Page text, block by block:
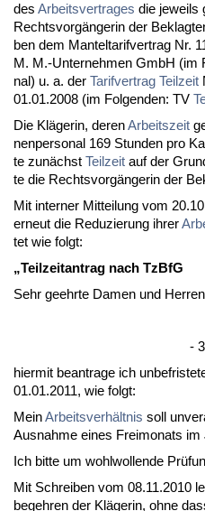
des Ar­beits­ver­tra­ges die je­weils
Rechts­vorgänge­rin der
ben dem Man­tel­ta­rif­ver­trag Nr.
M. M.-Un­ter­neh­men GmbH
nal) u. a. der Ta­rif­ver­trag Teil­zeit
01.01.2008 (im Fol­gen­den: TV
Die Kläge­rin, de­renAr­beits­zeit
nen­per­so­nal 169 St­un­den pro
te zunächst Teil­zeit auf der
te die Rechts­vorgänge­rin der
Mit in­ter­ner Mit­tei­lung vom
er­neut die Re­du­zie­rung ih­rer
tet wie folgt:
„Teil­zeit­an­trag nach Tz­B­fG
Sehr ge­ehr­te Da­men und
-
hier­mit be­an­tra­ge ich
01.01.2011, wie folgt:
MeinAr­beits­verhält­nis soll
Aus­nah­me ei­nes Frei­mo­nats im
Ich bit­te um wohl­wol­len­de
Mit Schrei­ben vom 08.11.2010
be­geh­ren der Kläge­rin, oh­ne